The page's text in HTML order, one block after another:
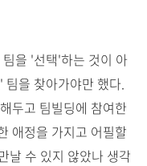
을 '선택'하는 것이 아
을 찾아가야만 했다.
두고 팀빌딩에 참여한
애정을 가지고 어필할
날 수 있지 않았나 생각